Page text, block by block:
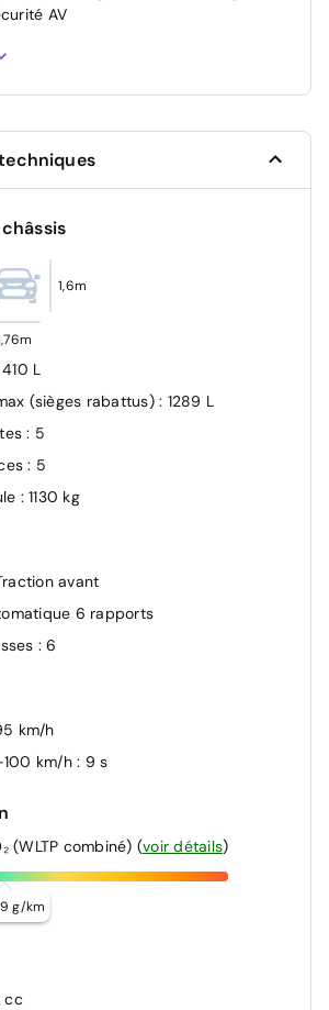
AV
l'arrière manuel
des portes
AV, latéraux AV et rideaux
1,6m
L
(sièges rabattus) : 1289 L
: 5
: 5
: 1130 kg
avant
6 rapports
: 6
km/h
km/h : 9 s
(WLTP combiné) (voir détails)
g/km
cc